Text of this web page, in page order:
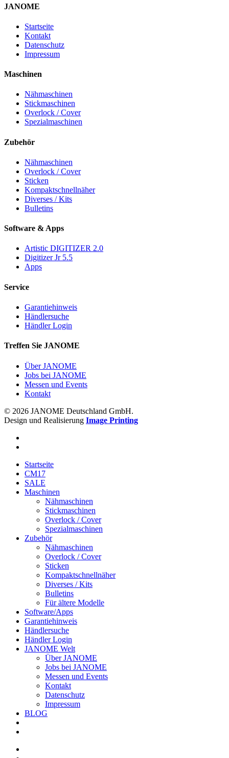
JANOME
Startseite
Kontakt
Datenschutz
Impressum
Maschinen
Nähmaschinen
Stickmaschinen
Overlock / Cover
Spezialmaschinen
Zubehör
Nähmaschinen
Overlock / Cover
Sticken
Kompaktschnellnäher
Diverses / Kits
Bulletins
Software & Apps
Artistic DIGITIZER 2.0
Digitizer Jr 5.5
Apps
Service
Garantiehinweis
Händlersuche
Händler Login
Treffen Sie JANOME
Über JANOME
Jobs bei JANOME
Messen und Events
Kontakt
© 2026 JANOME Deutschland GmbH.
Design und Realisierung Image Printing
Startseite
CM17
SALE
Maschinen
Nähmaschinen
Stickmaschinen
Overlock / Cover
Spezialmaschinen
Zubehör
Nähmaschinen
Overlock / Cover
Sticken
Kompaktschnellnäher
Diverses / Kits
Bulletins
Für ältere Modelle
Software/Apps
Garantiehinweis
Händlersuche
Händler Login
JANOME Welt
Über JANOME
Jobs bei JANOME
Messen und Events
Kontakt
Datenschutz
Impressum
BLOG